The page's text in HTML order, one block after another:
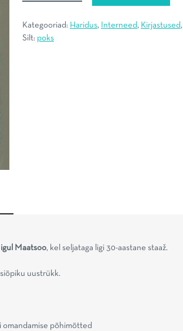
kogus
Kategooriad: Haridus, Interneed, Kirjastused,
Silt: poks
Maatsoo, kel seljataga ligi 30-aastane staaž.
uustrükk.
omandamise põhimõtted